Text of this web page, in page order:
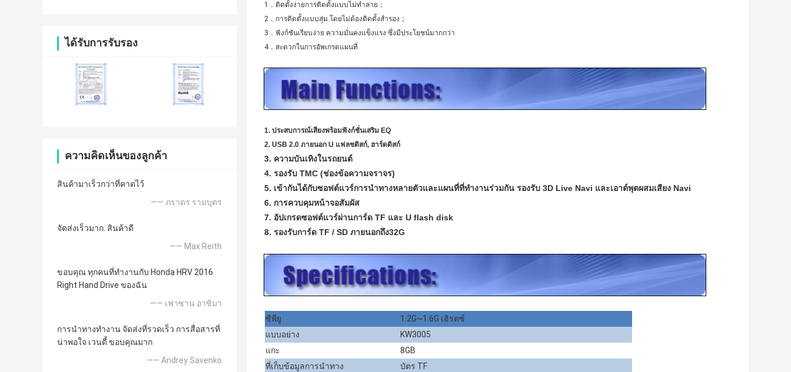
ได้รับการรับรอง
ความคิดเห็นของลูกค้า
สินค้ามาเร็วกว่าที่คาดไว้
—— ภราดร รามบุตร
จัดส่งเร็วมาก. สินค้าดี
—— Max Reith
ขอบคุณ ทุกคนที่ทำงานกับ Honda HRV 2016
Right Hand Drive ของฉัน
—— เฟาซาน อาซิมา
การนำทางทำงาน จัดส่งที่รวดเร็ว การสื่อสารที่
น่าพอใจ เวนดี้ ขอบคุณมาก
—— Andrey Savenko
1．ติดตั้งง่ายการติดตั้งแบบไม่ทำลาย；
2．การติดตั้งแบบสุ่ม โดยไม่ต้องติดตั้งสำรอง；
3．ฟังก์ชันเรียบง่าย ความมั่นคงแข็งแรง ซึ่งมีประโยชน์มากกว่า
4．สะดวกในการอัพเกรดแผนที่
1. ประสบการณ์เสียงพร้อมฟังก์ชั่นเสริม EQ
2. USB 2.0 ภายนอก U แฟลชดิสก์, ฮาร์ดดิสก์
3. ความบันเทิงในรถยนต์
4. รองรับ TMC (ช่องข้อความจราจร)
5. เข้ากันได้กับซอฟต์แวร์การนำทางหลายตัวและแผนที่ที่ทำงานร่วมกัน รองรับ 3D Live Navi และเอาต์พุตผสมเสียง Navi
6. การควบคุมหน้าจอสัมผัส
7. อัปเกรดซอฟต์แวร์ผ่านการ์ด TF และ U flash disk
8. รองรับการ์ด TF / SD ภายนอกถึง32G
ซีพียู
1.2G~1.6G เฮิรตซ์
แบบอย่าง
KW3005
แกะ
8GB
ที่เก็บข้อมูลการนำทาง
บัตร TF